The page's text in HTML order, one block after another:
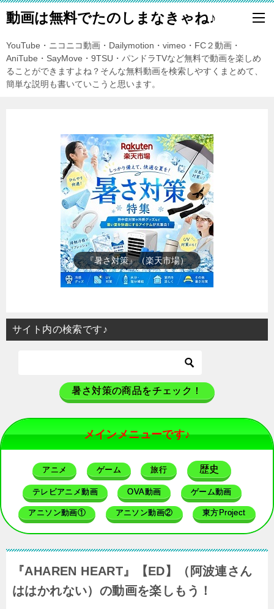
動画は無料でたのしまなきゃね♪
YouTube・ニコニコ動画・Dailymotion・vimeo・FC２動画・
AniTube・SayMove・9TSU・パンドラTVなど無料で動画を楽しめ
ることができますよね？そんな無料動画を検索しやすくまとめて、
簡単な説明も書いていこうと思います。
『楽天市場』売れ筋ランキング
サイト内の検索です♪
暑さ対策の商品をチェック！
メインメニューです♪
アニメ ゲーム 旅行 歴史
テレビアニメ動画 OVA動画 ゲーム動画
アニソン動画① アニソン動画② 東方Project
『AHAREN HEART』【ED】（阿波連さん
ははかれない）の動画を楽しもう！